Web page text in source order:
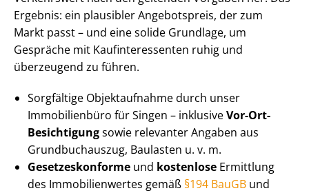
Ergebnis: ein plausibler Angebotspreis, der zum
Markt passt – und eine solide Grundlage, um
Gespräche mit Kauf­in­ter­es­sen­ten ruhig und
überzeugend zu führen.
Sorgfältige Objektaufnahme durch unser
Immobilienbüro für Singen – inklusiveVor-Ort-
Besichtigungsowie relevanter Angaben aus
Grundbuchauszug, Baulasten u. v. m.
Ge­set­zes­kon­for­me und kostenlose Ermittlung
des Im­mo­bi­li­en­wer­tes gemäß §194 BauGB und